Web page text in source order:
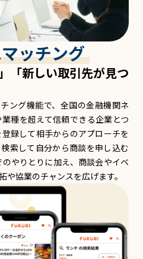
ッチング
「新しい取引先が見つ
ング機能で、全国の金融機関ネ
種を超えて信頼できる企業とつ
録して相手からのアプローチを
索して自分から商談を申し込む
やりとりに加え、商談会やイベ
や協業のチャンスを広げます。